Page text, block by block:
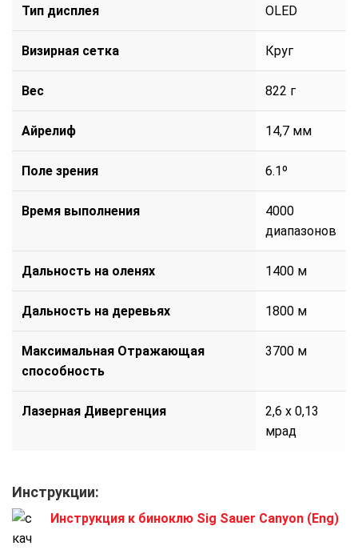
Тип дисплея OLED
Визирная сетка Круг
Вес 822 г
Айрелиф 14,7 мм
Поле зрения 6.1º
Время выполнения
4000
диапазонов
Дальность на оленях 1400 м
Дальность на деревьях 1800 м
Максимальная Отражающая
способность
3700 м
Лазерная Дивергенция
2,6 x 0,13
мрад
Инструкции:
Инструкция к биноклю Sig Sauer Canyon (Eng)